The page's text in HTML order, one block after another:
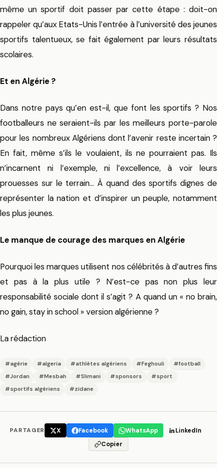
même un sportif doit passer par cette étape : doit-on
rappeler qu’aux Etats-Unis l’entrée à l’université des jeunes
sportifs talentueux, se fait également par leurs résultats
scolaires.
Et en Algérie ?
Dans notre pays qu’en est-il, que font les sportifs ? Nos
footballeurs ne seraient-ils par les meilleurs porte-parole
pour les nombreux Algériens dont l’avenir reste incertain ?
En fait, même s’ils le voulaient, ils ne pourraient pas. Ils
n’incarnent ni l’exemple, ni l’excellence, à voir leurs
prouesses sur le terrain… À quand des sportifs dignes de
représenter la nation et d’inspirer un peuple, notamment
les plus jeunes.
Le manque de courage des marques en Algérie
Pourquoi les marques utilisent nos célébrités à d’autres fins
et pas à la plus utile ? N’est-ce pas non plus leur
responsabilité sociale dont il s’agit ? A quand un « no brain,
no gain, stay in school » version algérienne ?
La rédaction
#agérie #algeria #athlètes algériens #Feghouli
#football
#Jordan
#Mesbah #Slimani #sponsors
#sport
#sportifs algériens
#zidane
PARTAGER X Facebook WhatsApp
LinkedIn
Copier